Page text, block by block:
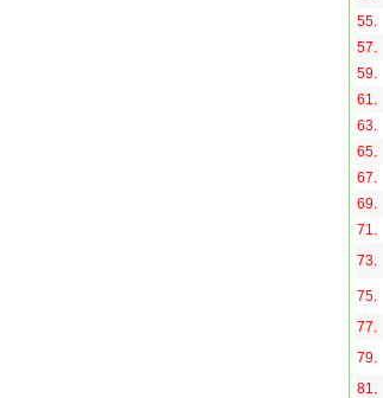
55.
57.
59.
61.
63.
65.
67.
69.
71.
73.
75.
77.
79.
81.